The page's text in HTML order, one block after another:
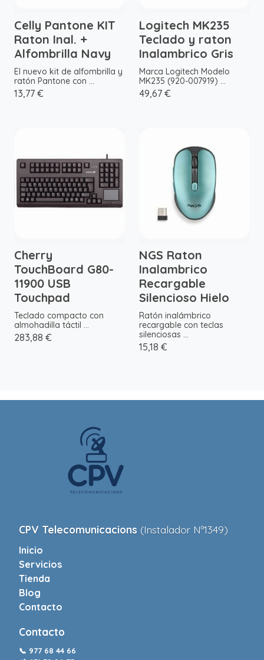
Celly Pantone KIT
Raton Inal. +
Alfombrilla Navy
El nuevo kit de alfombrilla y
ratón Pantone con ...
13,77 €
Logitech MK235
Teclado y raton
Inalambrico Gris
Marca Logitech Modelo
MK235 (920-007919) ...
49,67 €
Cherry
TouchBoard G80-
11900 USB
Touchpad
Teclado compacto con
almohadilla táctil ...
283,88 €
NGS Raton
Inalambrico
Recargable
Silencioso Hielo
Ratón inalámbrico
recargable con teclas
silenciosas ...
15,18 €
CPV Telecomunicacions (Instalador Nº1349)
Inicio
Servicios
Tienda
Blog
Contacto
Contacto
📞 977 68 44 66